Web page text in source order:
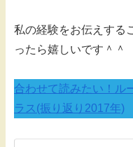
私の経験をお伝えする
ったら嬉しいです＾＾
合わせて読みたい！ル
ラス(振り 返 り2017年)